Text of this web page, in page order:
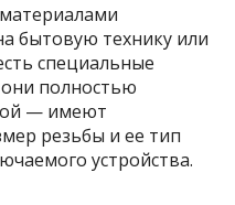
бытовую технику или
специальные
полностью
— имеют
резьбы и ее тип
устройства.